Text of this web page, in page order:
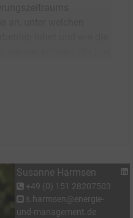
Susanne Harmsen
+49 (0) 151 28207503
s.harmsen@energie-
und-management.de